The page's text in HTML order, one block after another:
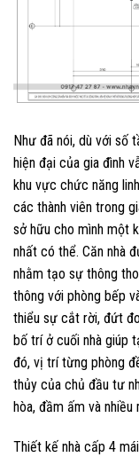
Như đã nói, dù với số
hiện đại của gia đình
khu vực chức năng
các thành viên trong
sở hữu cho mình một
nhất có thể. Căn nhà
nhằm tạo sự thông
thông với phòng bếp
thiểu sự cắt rời, đứt
bố trí ở cuối nhà giúp
đó, vị trí từng phòng
thủy của chủ đầu tư
hòa, đầm ấm và nhiều
Thiết kế nhà cấp 4